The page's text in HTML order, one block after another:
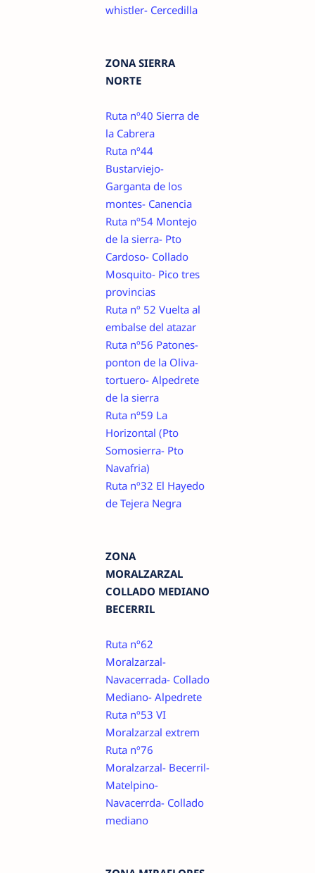
whistler- Cercedilla
ZONA SIERRA
NORTE
Ruta nº40 Sierra de
la Cabrera
Ruta nº44
Bustarviejo-
Garganta de los
montes- Canencia
Ruta nº54 Montejo
de la sierra- Pto
Cardoso- Collado
Mosquito- Pico tres
provincias
Ruta nº 52 Vuelta al
embalse del atazar
Ruta nº56 Patones-
ponton de la Oliva-
tortuero- Alpedrete
de la sierra
Ruta nº59 La
Horizontal (Pto
Somosierra- Pto
Navafria)
Ruta nº32 El Hayedo
de Tejera Negra
ZONA
MORALZARZAL
COLLADO MEDIANO
BECERRIL
Ruta nº62
Moralzarzal-
Navacerrada- Collado
Mediano- Alpedrete
Ruta nº53 VI
Moralzarzal extrem
Ruta nº76
Moralzarzal- Becerril-
Matelpino-
Navacerrda- Collado
mediano